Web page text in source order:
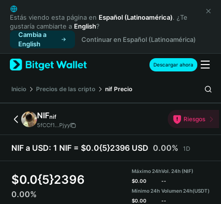
English
日本語
Tiếng Việt
Русский
Español (Latinoamérica)
Türkçe
Français
Deutsch
简体中文
繁體中文
Português (Portugal)
Bahasa Indonesia
ภาษาไทย
Español
Estás viendo esta página en Español (Latinoamérica). ¿Te
gustaría cambiarte a English?
Cambia a
English
Continuar en Español (Latinoamérica)
Descargar ahora
Inicio Precios de las cripto nif Precio
NIFnif
5fCCf1...Pjyy
Riesgos
NIF a USD: 1 NIF = $0.0{5}2396 USD 0.00% 1D
$0.0{5}2396
0.00%
Máximo 24h
$0.00
Mínimo 24h
$0.00
Vol. 24h (NIF)
--
Volumen 24h(USDT)
--